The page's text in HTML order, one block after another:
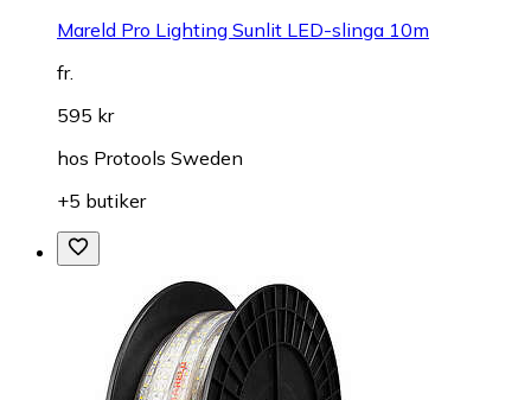
Mareld Pro Lighting Sunlit LED-slinga 10m
fr.
595 kr
hos Protools Sweden
+5 butiker